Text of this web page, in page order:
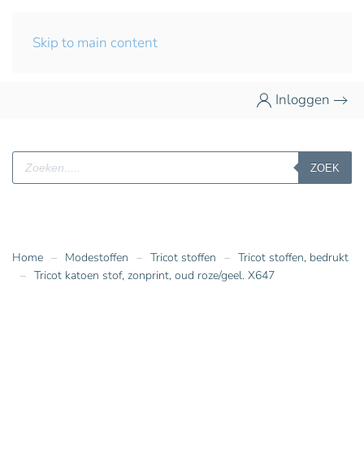
Skip to main content
Inloggen
Producten
zoeken
ZOEK
Home Modestoffen Tricot stoffen
Tricot stoffen, bedrukt
Tricot katoen stof, zonprint, oud roze/geel. X647